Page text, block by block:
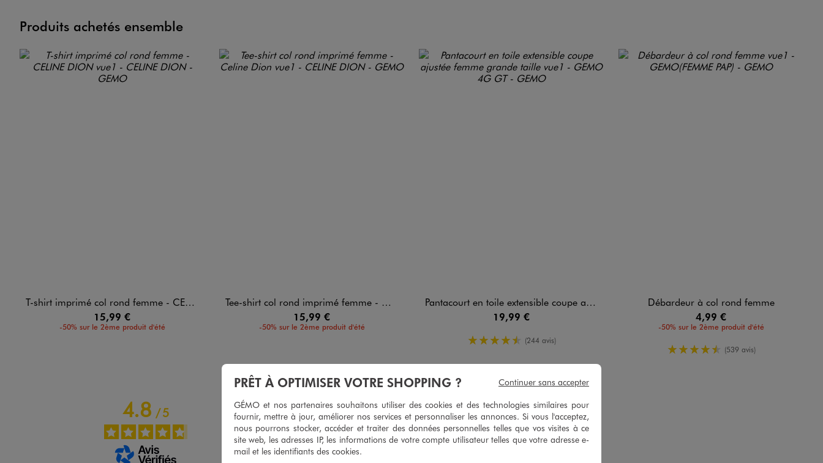
Produits achetés ensemble
T-shirt imprimé col rond femme - CELINE DION
15,99 €
-50% sur le 2ème produit d'été
Tee-shirt col rond imprimé femme - Celine Dion
15,99 €
-50% sur le 2ème produit d'été
Pantacourt en toile extensible coupe ajustée femme grande taille
19,99 €
4.5/5 de moyenne
(244 avis)
Débardeur à col rond femme
4,99 €
-50% sur le 2ème produit d'été
4.5/5 de moyenne
(539 avis)
4.8/5 4/ 5
Avis vérifié et récompensé
Gagne en grandeur avec le talon compensé qui est bien stable.
Bon maintien de la cheville
PRÊT À OPTIMISER VOTRE SHOPPING ?
GÉMO et nos partenaires souhaitons utiliser des cookies et des technologies similaires pour
fournir, mettre à jour, améliorer nos services et personnaliser les annonces. Si vous l'acceptez,
nous pourrons stocker, accéder et traiter des données personnelles telles que vos visites à ce
site web, les adresses IP, les informations de votre compte utilisateur telles que votre adresse e-
mail et les identifiants des cookies.
Continuer sans accepter